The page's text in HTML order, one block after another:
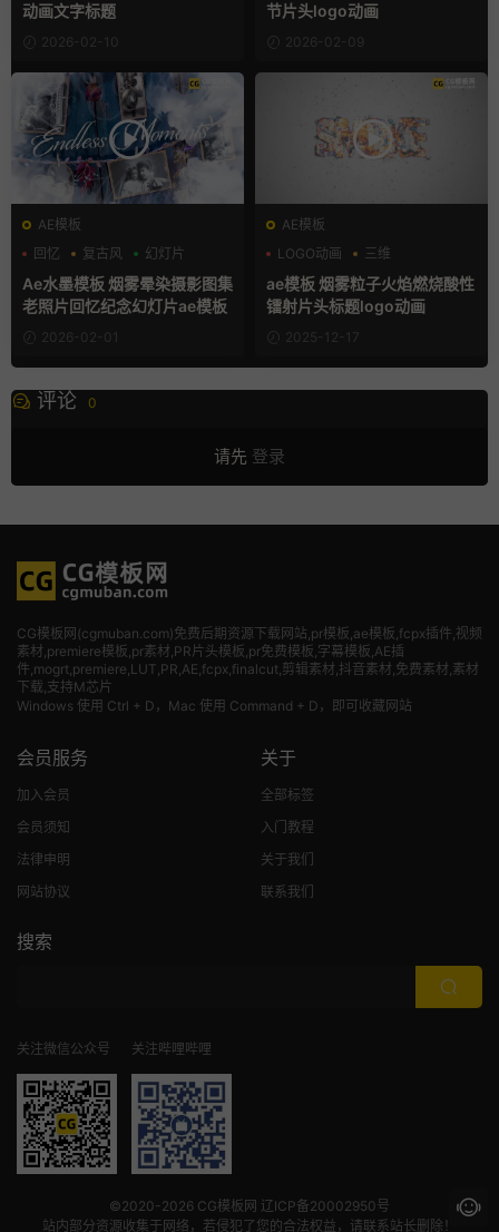
动画文字标题
2026-02-10
节片头logo动画
2026-02-09
AE模板
回忆
复古风 幻灯片
Ae水墨模板 烟雾晕染摄影图集
老照片回忆纪念幻灯片ae模板
2026-02-01
AE模板
LOGO动画
三维
标题模板
ae模板 烟雾粒子火焰燃烧酸性
镭射片头标题logo动画
2025-12-17
评论 0
请先 登录
CG模板网(cgmuban.com)免费后期资源下载网站,pr模板,ae模板,fcpx插件,视频
素材 ,premiere模板,pr素材,PR片头模板,pr免费模板,字幕模板,AE插
件,mogrt,premiere,LUT,PR,AE,fcpx,finalcut,剪辑素材,抖音素材,免费素材,素材
下载,支持M芯片
Windows 使用 Ctrl + D，Mac 使用 Command + D，即可收藏网站
会员服务
加入会员
会员须知
法律申明
网站协议
关于
全部标签
入门教程
关于我们
联系我们
搜索
关注微信公众号 关注哔哩哔哩
©2020-2026 CG模板网 辽ICP备20002950号
站内部分资源收集于网络，若侵犯了您的合法权益，请联系站长删除！